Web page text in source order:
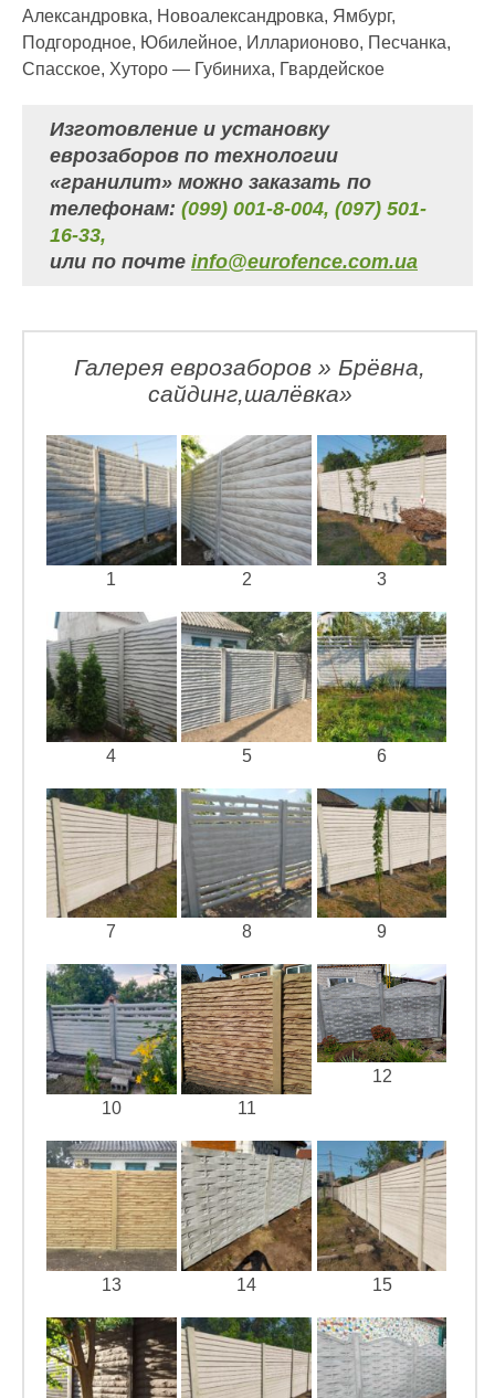
Александровка, Новоалександровка, Ямбург,
Подгородное, Юбилейное, Илларионово, Песчанка,
Спасское, Хуторо — Губиниха, Гвардейское
Изготовление и установку
еврозаборов по технологии
«гранилит» можно заказать по
телефонам: (099) 001-8-004, (097) 501-
16-33,
или по почте info@eurofence.com.ua
Галерея еврозаборов » Брёвна,
сайдинг,шалёвка»
1 2 3
4 5 6
7 8 9
10 11
12
13 14 15